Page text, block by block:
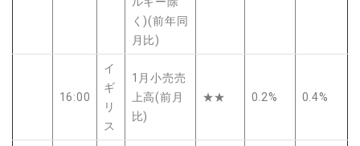
く)(前年同
月比)
16:00
イ
ギ
リ
ス
1月小売売
上高(前月
比)
★★ 0.2% 0.4%